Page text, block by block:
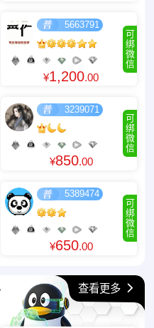
可
绑
微
信
5663791
¥1,200.00
可
绑
微
信
3239071
¥850.00
可
绑
微
信
5389474
¥650.00
查看更多